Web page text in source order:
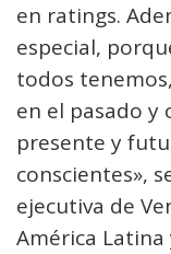
en ratings.
especial,
todos
en el pasado y
presente y
conscientes»,
ejecutiva de
América